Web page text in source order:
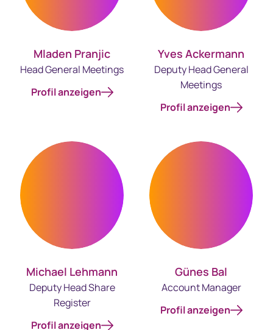
Mladen Pranjic
Head General Meetings
Profil anzeigen
Yves Ackermann
Deputy Head General
Meetings
Profil anzeigen
Michael Lehmann
Deputy Head Share
Register
Profil anzeigen
Günes Bal
Account Manager
Profil anzeigen